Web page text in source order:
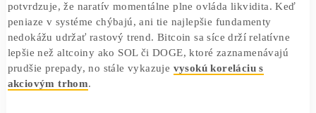
ich dlhodobý potenciál.
Zaujímavým javom zostáva, že trh ignoruje pozitívne
Hoci americký prezident Donald Trump signalizuje silnú
podporu pre adopciu digitálnych aktív a inštitucionálny
neustále rastie, ceny napriek tomu klesajú. Tento nesúlad